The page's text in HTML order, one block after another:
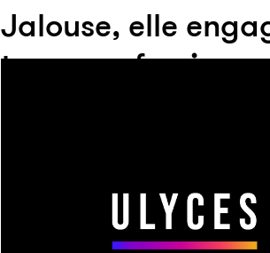
Jalouse, elle
tueur